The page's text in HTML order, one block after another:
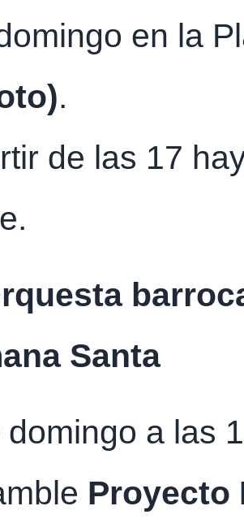
en la
.
de las 17
Santa
domingo a las
Proyecto